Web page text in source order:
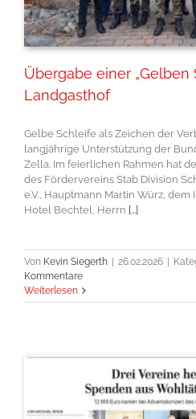
Übergabe einer „Gelben
Landgasthof
Gelbe Schleife als Zeichen der
langjährige Unterstützung der
Zella. Im feierlichen Rahmen hat
des Fördervereins Stab Division
e.V., Hauptmann Martin Würz,
Hotel Bechtel, Herrn [...]
Von Kevin Siegerth 26.02.2026
Kommentare
Weiterlesen